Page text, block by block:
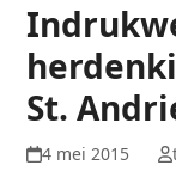
St.
4 mei 2015